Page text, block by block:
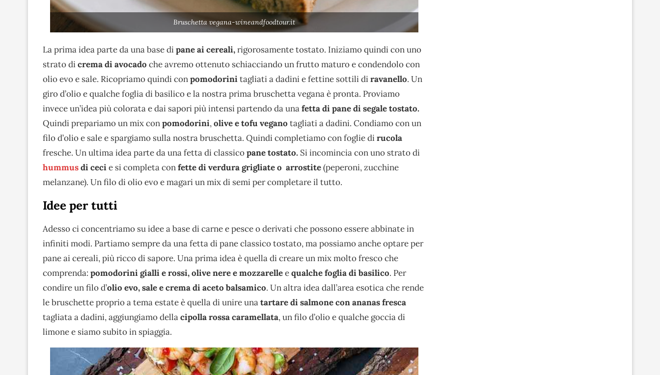
Bruschetta vegana-wineandfoodtour.it
La prima idea parte da una base dipane ai cereali,rigorosamente tostato. Iniziamo quindi con uno
strato dicrema di avocado che avremo ottenuto schiacciando un frutto maturo e condendolo con
olio evo e sale. Ricopriamo quindi conpomodorinitagliati a dadini e fettine sottili diravanello. Un
giro d’olio e qualche foglia di basilico e la nostra prima bruschetta vegana è pronta. Proviamo
invece un’idea più colorata e dai sapori più intensi partendo da unafetta di pane di segale tostato.
Quindi prepariamo un mix conpomodorini,olive e tofu vegano tagliati a dadini. Condiamo con un
filo d’olio e sale e spargiamo sulla nostra bruschetta. Quindi completiamo con foglie dirucola
fresche. Un ultima idea parte da una fetta di classicopane tostato. Si incomincia con uno strato di
hummusdi cecie si completa confette di verdura grigliate o arrostite(peperoni, zucchine
melanzane). Un filo di olio evo e magari un mix di semi per completare il tutto.
Idee per tutti
Adesso ci concentriamo su idee a base di carne e pesce o derivati che possono essere abbinate in
infiniti modi. Partiamo sempre da una fetta di pane classico tostato, ma possiamo anche optare per
pane ai cereali, più ricco di sapore. Una prima idea è quella di creare un mix molto fresco che
comprenda: pomodorini gialli e rossi, olive nere e mozzarelleequalche foglia di basilico. Per
condire un filo d’olio evo, sale e crema di aceto balsamico. Un altra idea dall’area esotica che rende
le bruschette proprio a tema estate è quella di unire unatartare di salmone con ananas fresca
tagliata a dadini, aggiungiamo dellacipolla rossa caramellata, un filo d’olio e qualche goccia di
limone e siamo subito in spiaggia.